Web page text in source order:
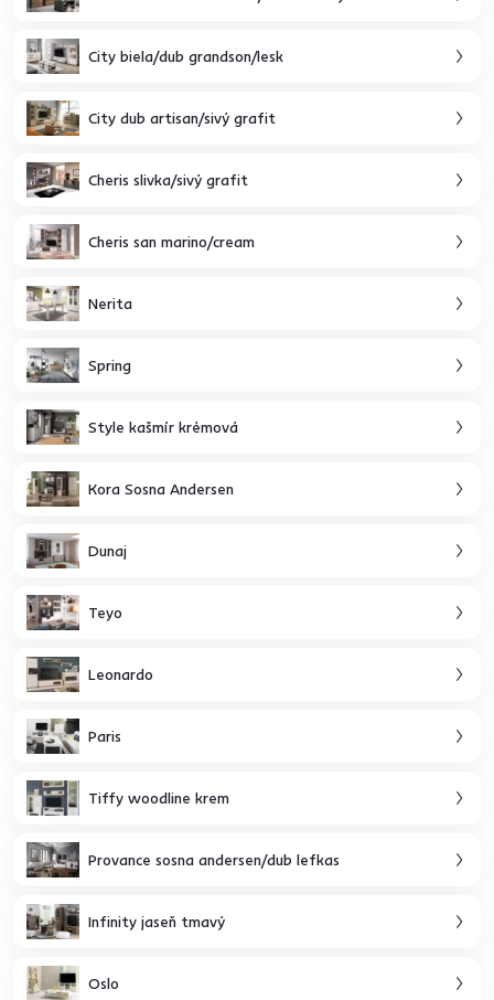
City biela/dub grandson/lesk
City dub artisan/sivý grafit
Cheris slivka/sivý grafit
Cheris san marino/cream
Nerita
Spring
Style kašmír krémová
Kora Sosna Andersen
Dunaj
Teyo
Leonardo
Paris
Tiffy woodline krem
Provance sosna andersen/dub lefkas
Infinity jaseň tmavý
Oslo